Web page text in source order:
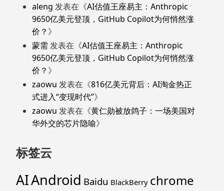
aleng 发表在《AI估值王座易主：Anthropic
9650亿美元登顶，GitHub Copilot为何悄然涨
价？ 》
蒙需 发表在《AI估值王座易主：Anthropic
9650亿美元登顶，GitHub Copilot为何悄然涨
价？ 》
zaowu 发表在《816亿美元背后：AI淘金热正
式进入“变现时代”》
zaowu 发表在《黄仁勋被放鸽子：一场美国对
华外交的芯片隐喻》
标签云
AIAndroid Baidu BlackBerry chrome